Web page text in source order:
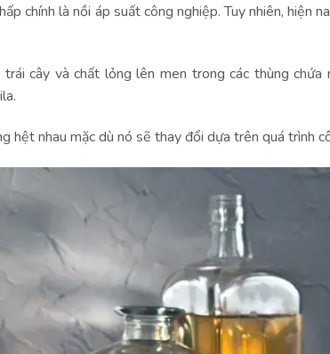
chính là nồi áp suất công nghiệp. Tuy nhiên, hiện
cây và chất lỏng lên men trong các thùng
hệt nhau mặc dù nó sẽ thay đổi dựa trên quá trình